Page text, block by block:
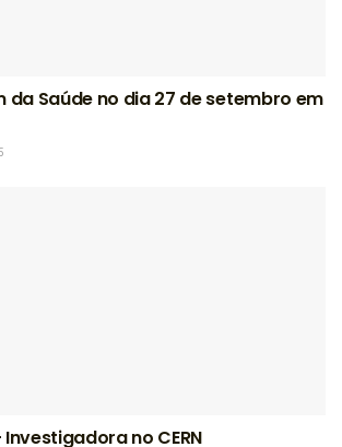
da Saúde no dia 27 de setembro em
no CERN